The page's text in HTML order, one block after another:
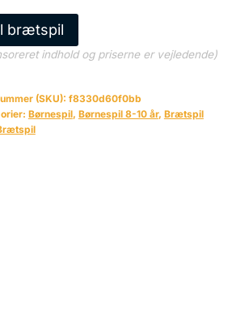
brætspil
indhold og priserne er vejledende)
(SKU): f8330d60f0bb
Børnespil, Børnespil 8-10 år, Brætspil